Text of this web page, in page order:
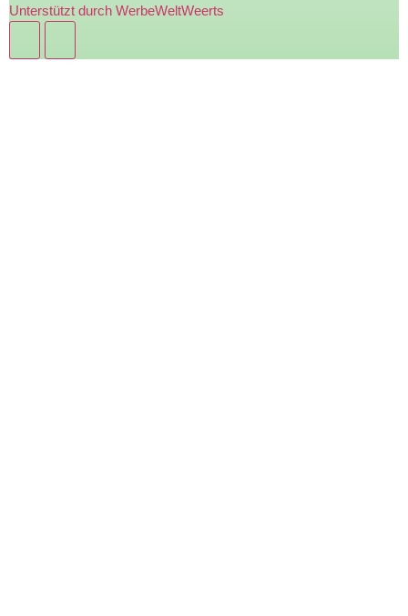
Unterstützt durch WerbeWeltWeerts